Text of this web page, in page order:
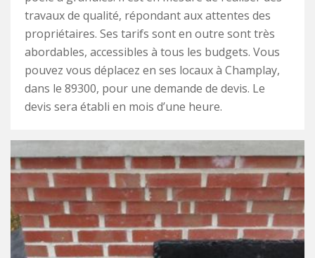
travaux de qualité, répondant aux attentes des
propriétaires. Ses tarifs sont en outre sont très
abordables, accessibles à tous les budgets. Vous
pouvez vous déplacez en ses locaux à Champlay,
dans le 89300, pour une demande de devis. Le
devis sera établi en mois d’une heure.